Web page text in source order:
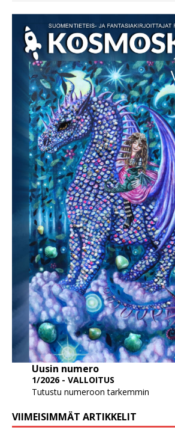
Uusin numero
1/2026 - VALLOITUS
Tutustu numeroon tarkemmin
VIIMEISIMMÄT ARTIKKELIT